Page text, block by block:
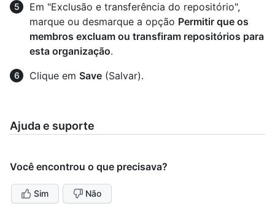
Em "Exclusão e transferência do repositório",
marque ou desmarque a opção Permitir que os
membros excluam ou transfiram repositórios para
esta organização.
Clique em Save (Salvar).
Ajuda e suporte
Você encontrou o que precisava?
Sim Não